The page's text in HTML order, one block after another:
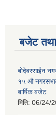
बजेट
बोदेबरसाईन
१५ ‍‍‍औ
बार्षिक बजेट
मिति: 06/24/